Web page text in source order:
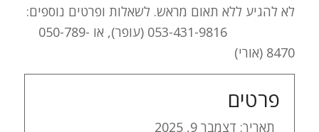
לא להגיע ללא תאום מראש. לשאלות ופרטים נוספים:
053-431-9816 (עופר), או 050-789-
8470 (אורי)
פרטים
תאריך: דצמבר 9, 2025